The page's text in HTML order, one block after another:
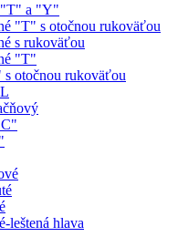
"T" a "Y"
"T" s otočnou rukoväťou
s rukoväťou
"T"
otočnou rukoväťou
leštená hlava